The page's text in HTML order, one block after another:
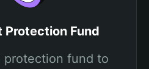
Protection Fund
fund to